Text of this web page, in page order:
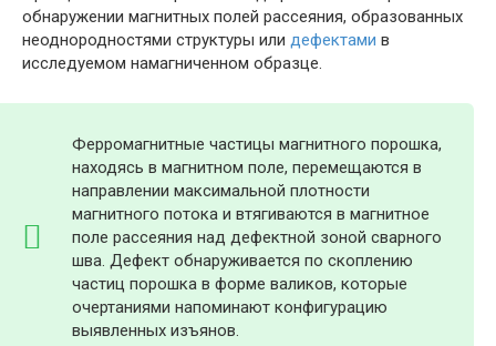
обнаружении магнитных полей рассеяния, образованных
неоднородностями структуры или дефектами в
исследуемом намагниченном образце.
Ферромагнитные частицы магнитного порошка,
находясь в магнитном поле, перемещаются в
направлении максимальной плотности
магнитного потока и втягиваются в магнитное
поле рассеяния над дефектной зоной сварного
шва. Дефект обнаруживается по скоплению
частиц порошка в форме валиков, которые
очертаниями напоминают конфигурацию
выявленных изъянов.